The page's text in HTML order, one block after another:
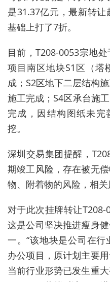
是31.37亿元，最新转
基础上打了7折。
目前，T208-0053宗地
项目南区地块S1区（塔
成；S2区地下二层结构
施工完成；S4区承台施
完成，因结构图纸未
挖。
深圳交易集团提醒，
期竣工风险，存在被无
物、附着物的风险，相关
对于此次挂牌转让T208-
这是公司坚决推进瘦身
一。“该地块是公司在
办公项目，原计划主要
当前行业形势已发生重